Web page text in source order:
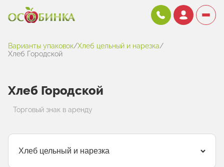
Варианты упаковок/Хлеб цельный и нарезка/
Хлеб Городской
Хлеб Городской
Торговый знак в аренду
Хлеб цельный и нарезка